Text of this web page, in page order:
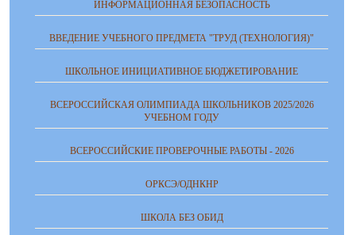
ИНФОРМАЦИОННАЯ БЕЗОПАСНОСТЬ
ВВЕДЕНИЕ УЧЕБНОГО ПРЕДМЕТА "ТРУД (ТЕХНОЛОГИЯ)"
ШКОЛЬНОЕ ИНИЦИАТИВНОЕ БЮДЖЕТИРОВАНИЕ
ВСЕРОССИЙСКАЯ ОЛИМПИАДА ШКОЛЬНИКОВ 2025/2026
УЧЕБНОМ ГОДУ
ВСЕРОССИЙСКИЕ ПРОВЕРОЧНЫЕ РАБОТЫ - 2026
ОРКСЭ/ОДНКНР
ШКОЛА БЕЗ ОБИД